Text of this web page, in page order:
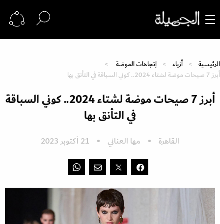
الرئيسية أزياء
إتجاهات الموضة
أبرز 7 صيحات موضة لشتاء 2024.. كوني السباقة في التأنق بها
أبرز 7 صيحات موضة لشتاء 2024.. كوني السباقة
في التأنق بها
القاهرة مها العناني 21 أكتوبر 2023